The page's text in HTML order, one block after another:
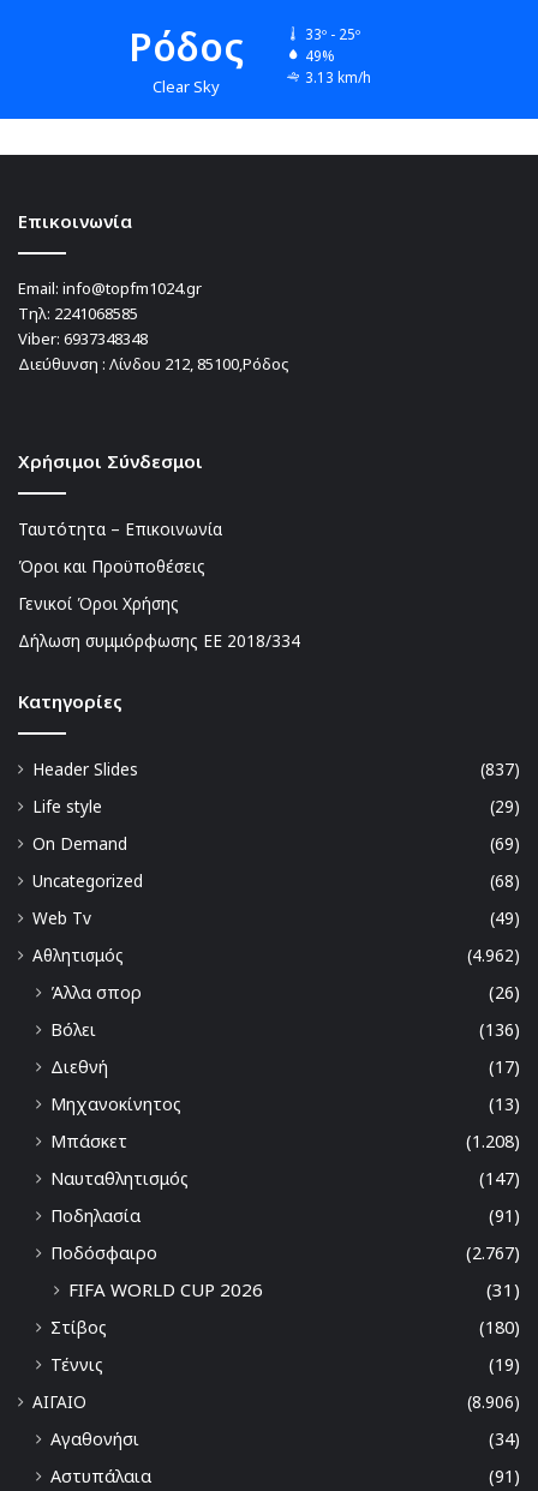
Ρόδος
Clear Sky
33º - 25º
49%
3.13 km/h
Επικοινωνία
Email: info@topfm1024.gr
Τηλ: 2241068585
Viber: 6937348348
Διεύθυνση : Λίνδου 212, 85100,Ρόδος
Χρήσιμοι Σύνδεσμοι
Ταυτότητα – Επικοινωνία
Όροι και Προϋποθέσεις
Γενικοί Όροι Χρήσης
Δήλωση συμμόρφωσης ΕΕ 2018/334
Kατηγορίες
Header Slides
(837)
Life style
(29)
On Demand
(69)
Uncategorized
(68)
Web Tv
(49)
Αθλητισμός
(4.962)
Άλλα σπορ
(26)
Βόλει
(136)
Διεθνή
(17)
Μηχανοκίνητος
(13)
Μπάσκετ
(1.208)
Ναυταθλητισμός
(147)
Ποδηλασία
(91)
Ποδόσφαιρο
(2.767)
FIFA WORLD CUP 2026 (31)
Στίβος
(180)
Τέννις
(19)
ΑΙΓΑΙΟ
(8.906)
Αγαθονήσι
(34)
Αστυπάλαια
(91)